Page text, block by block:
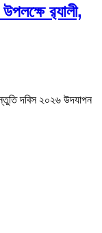
র‌্যালী,
দবিস ২০২৬ উদযাপন